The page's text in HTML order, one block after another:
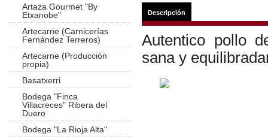
Artaza Gourmet "By
Etxanobe"
Artecarne (Carnicerías
Fernández Terreros)
Artecarne (Producción
propia)
Basatxerri
Bodega "Finca
Villacreces" Ribera del
Duero
Bodega "La Rioja Alta"
Descripción
Autentico pollo
sana y